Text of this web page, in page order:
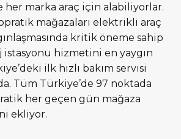
her marka araç için alabiliyorlar.
mağazaları elektrikli araç
kritik öneme sahip
hizmetini en yaygın
ilk hızlı bakım servisi
Tüm Türkiye’de 97 noktada
her geçen gün mağaza
ekliyor.